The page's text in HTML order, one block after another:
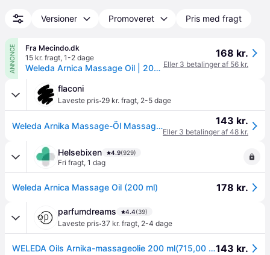
Versioner Promoveret Pris med fragt
ANNONCE
Fra Mecindo.dk
15 kr. fragt, 1-2 dage
Weleda Arnica Massage Oil | 200 ml
168 kr.
Eller 3 betalinger af 56 kr.
flaconi
Laveste pris·29 kr. fragt, 2-5 dage
Weleda Arnika Massage-Öl Massageolie 200 ml 143 kr.
Eller 3 betalinger af 48 kr.
Helsebixen 4.9(929)
Fri fragt, 1 dag
Weleda Arnica Massage Oil (200 ml) 178 kr.
parfumdreams 4.4(39)
Laveste pris·37 kr. fragt, 2-4 dage
WELEDA Oils Arnika-massageolie 200 ml(715,00 kr / 1 l) - 200 ml143 kr.